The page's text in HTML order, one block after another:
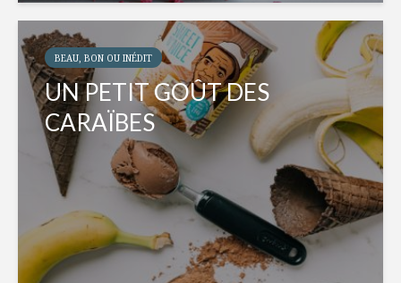
BEAU, BON OU INÉDIT
UN PETIT GOÛT DES
CARAÏBES